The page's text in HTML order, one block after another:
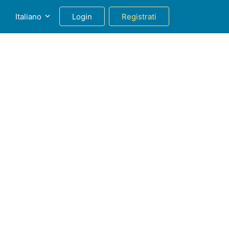
Italiano Login Registrati